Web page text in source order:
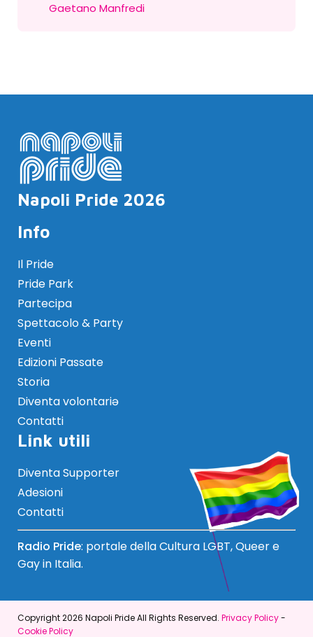
Gaetano Manfredi
Napoli Pride 2026
Info
Il Pride
Pride Park
Partecipa
Spettacolo & Party
Eventi
Edizioni Passate
Storia
Diventa volontariə
Contatti
Link utili
Diventa Supporter
Adesioni
Contatti
Radio Pride: portale della Cultura LGBT, Queer e
Gay in Italia.
Copyright 2026 Napoli Pride All Rights Reserved. Privacy Policy-
Cookie Policy